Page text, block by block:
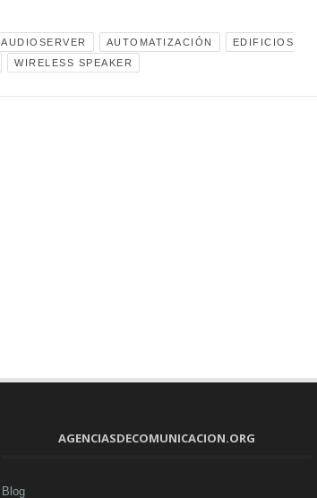
AUDIOSERVER AUTOMATIZACIÓN
EDIFICIOS
WIRELESS SPEAKER
AGENCIASDECOMUNICACION.ORG
Blog